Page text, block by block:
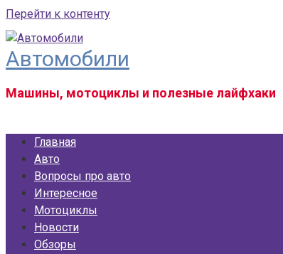
Перейти к контенту
Автомобили
Машины, мотоциклы и полезные лайфхаки
Главная
Авто
Вопросы про авто
Интересное
Мотоциклы
Новости
Обзоры